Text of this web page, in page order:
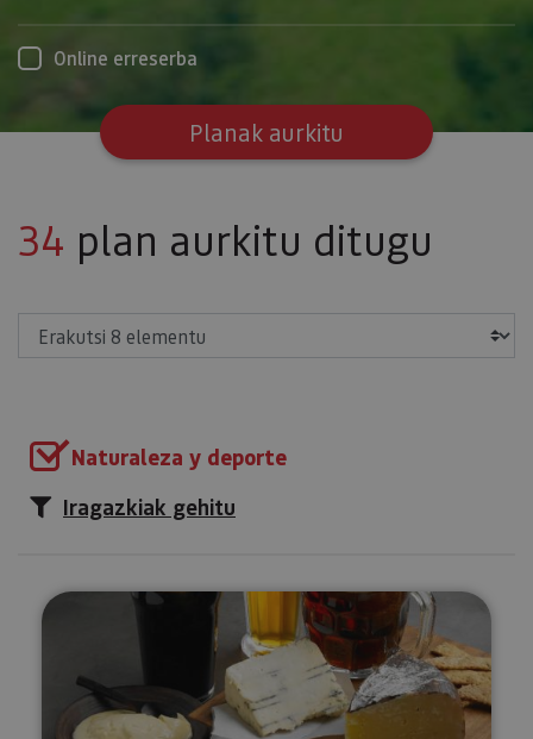
Online erreserba
Planak aurkitu
34 plan aurkitu ditugu
Naturaleza y deporte
Iragazkiak gehitu
Garagardoa dastatzea Araitzen